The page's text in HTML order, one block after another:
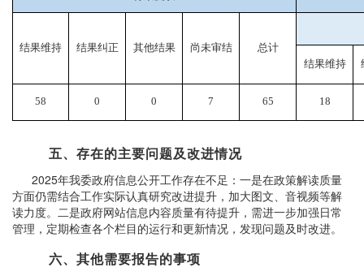
结果维持 结果纠正 其他结果 尚未审结
总计
结果维持
58 0 0 7 65 18
五、存在的主要问题及改进情况
2025年我委政府信息公开工作存在不足：一是在政策解读质量
方面仍需结合工作实际认真研究改进提升，加大图文、音视频等解
读力度。二是政府网站信息内容质量有待提升，需进一步加强日常
管理，定期检查各个栏目的运行和更新情况，发现问题及时改进。
六、其他需要报告的事项